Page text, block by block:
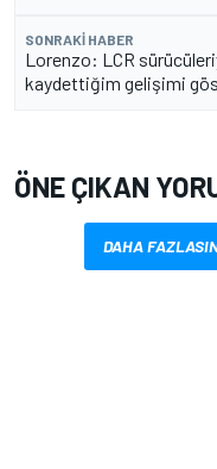
SONRAKI HABER
Lorenzo: LCR
kaydettiğim gelişimi
ÖNE ÇIKAN
DAHA